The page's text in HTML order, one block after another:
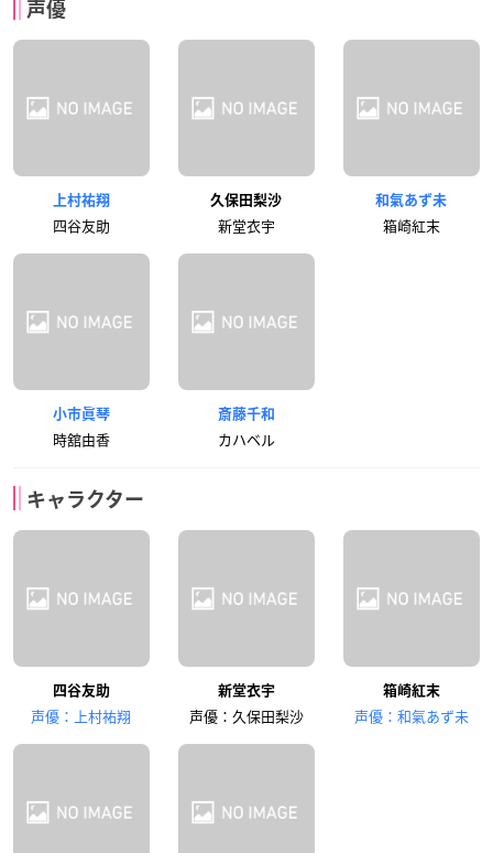
声優
上村祐翔
四谷友助
久保田梨沙
新堂衣宇
和氣あず未
箱崎紅末
小市眞琴
時舘由香
斎藤千和
カハベル
キャラクター
四谷友助
声優：上村祐翔
新堂衣宇
声優：久保田梨沙
箱崎紅末
声優：和氣あず未